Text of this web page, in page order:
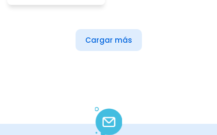
Cargar más